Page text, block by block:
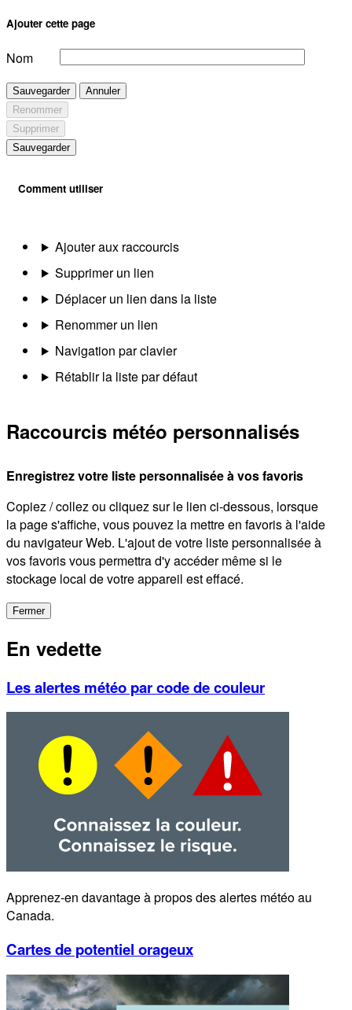
Ajouter cette page
Nom
Sauvegarder
Annuler
Renommer
Supprimer
Sauvegarder
Comment utiliser
Ajouter aux raccourcis
Supprimer un lien
Déplacer un lien dans la liste
Renommer un lien
Navigation par clavier
Rétablir la liste par défaut
Raccourcis météo personnalisés
Enregistrez votre liste personnalisée à vos favoris
Copiez / collez ou cliquez sur le lien ci-dessous, lorsque
la page s'affiche, vous pouvez la mettre en favoris à l'aide
du navigateur Web. L'ajout de votre liste personnalisée à
vos favoris vous permettra d'y accéder même si le
stockage local de votre appareil est effacé.
Fermer
En vedette
Les alertes météo par code de couleur
Apprenez-en davantage à propos des alertes météo au
Canada.
Cartes de potentiel orageux